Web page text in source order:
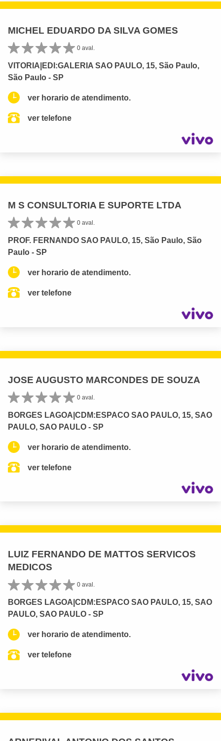
MICHEL EDUARDO DA SILVA GOMES
0 aval.
VITORIA|EDI:GALERIA SAO PAULO, 15, São Paulo,
São Paulo - SP
ver horario de atendimento.
ver telefone
M S CONSULTORIA E SUPORTE LTDA
0 aval.
PROF. FERNANDO SAO PAULO, 15, São Paulo, São
Paulo - SP
ver horario de atendimento.
ver telefone
JOSE AUGUSTO MARCONDES DE SOUZA
0 aval.
BORGES LAGOA|CDM:ESPACO SAO PAULO, 15, SAO
PAULO, SAO PAULO - SP
ver horario de atendimento.
ver telefone
LUIZ FERNANDO DE MATTOS SERVICOS
MEDICOS
0 aval.
BORGES LAGOA|CDM:ESPACO SAO PAULO, 15, SAO
PAULO, SAO PAULO - SP
ver horario de atendimento.
ver telefone